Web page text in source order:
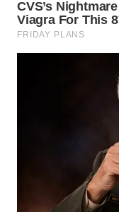
WN
SULUT